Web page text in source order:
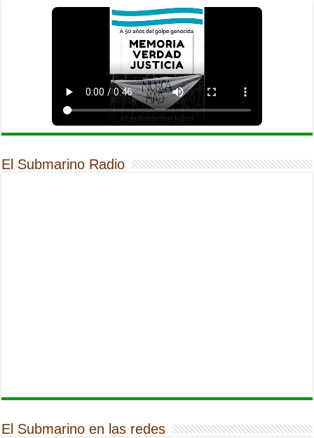
El Submarino Radio
El Submarino en las redes